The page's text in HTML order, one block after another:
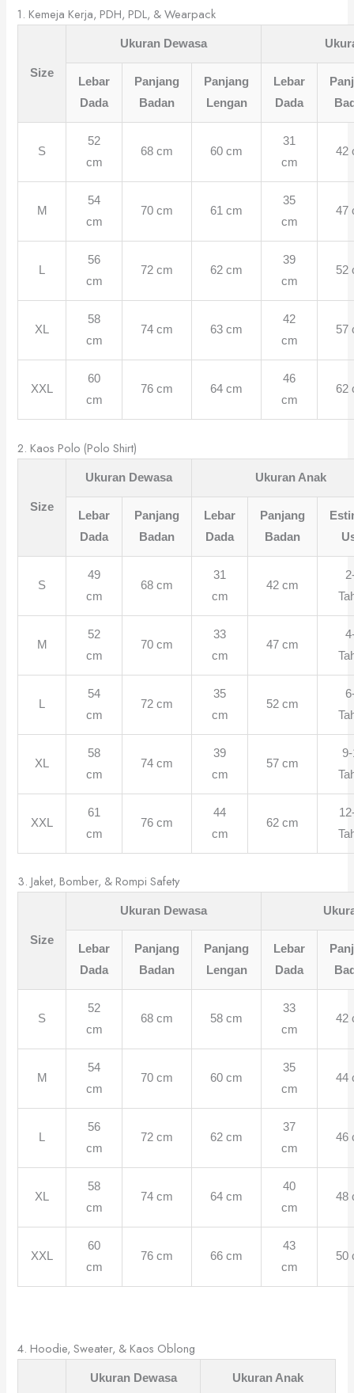
1. Kemeja Kerja, PDH, PDL, & Wearpack
Size
Ukuran Dewasa
Lebar
Dada
Panjang
Badan
Panjang
Lengan
Lebar
Dada
S
52
cm
68 cm 60 cm
31
cm
42
M
54
cm
70 cm 61 cm
35
cm
47
56
cm
72 cm 62 cm
39
cm
52
XL
58
cm
74 cm 63 cm
42
cm
57
XXL
60
cm
76 cm 64 cm
46
cm
62
2. Kaos Polo (Polo Shirt)
Size
Ukuran Dewasa Ukuran Anak
Lebar
Dada
Panjang
Badan
Lebar
Dada
Panjang
Badan
S
49
cm
68 cm
31
cm
42 cm
M
52
cm
70 cm
33
cm
47 cm
L
54
cm
72 cm
35
cm
52 cm
XL
58
cm
74 cm
39
cm
57 cm
XXL
61
cm
76 cm
44
cm
62 cm
3. Jaket, Bomber, & Rompi Safety
Size
Ukuran Dewasa
Lebar
Dada
Panjang
Badan
Panjang
Lengan
Lebar
Dada
S
52
cm
68 cm 58 cm
33
cm
42
M
54
cm
70 cm 60 cm
35
cm
44
L
56
cm
72 cm 62 cm
37
cm
46
XL
58
cm
74 cm 64 cm
40
cm
48
XXL
60
cm
76 cm 66 cm
43
cm
50
4. Hoodie, Sweater, & Kaos Oblong
Ukuran Dewasa Ukuran Anak